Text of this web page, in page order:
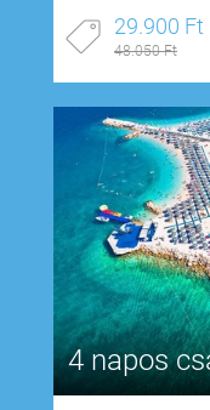
29.900 Ft
48.050 Ft
4 napos